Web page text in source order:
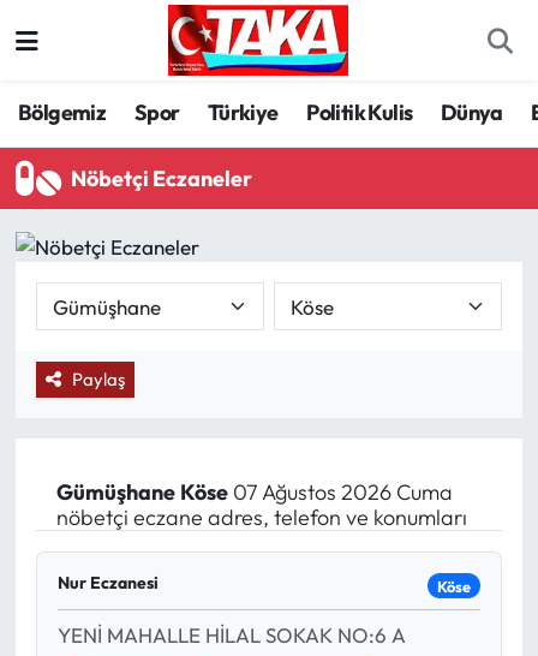
Bölgemiz Spor Türkiye Politik Kulis Dünya
Nöbetçi Eczaneler
Paylaş
Gümüşhane Köse07 Ağustos 2026 Cuma
nöbetçi eczane adres, telefon ve konumları
Nur Eczanesi Köse
YENİ MAHALLE HİLAL SOKAK NO:6 A
Spor
Türkiye
Politika
Politik Kulis
Magazin
Mektup Galeri
Röportaj
Trabzon Hava Durumu
Trabzon Trafik Yoğunluk Haritası
Tüm Manşetler
Son Dakika Haberleri